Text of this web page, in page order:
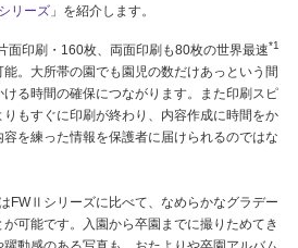
リーズ 」を紹介します。
面印刷・160枚、両面印刷も80枚の世界最速*1
。大所帯の園でも園児の数だけあっという間
る時間の確保につながります。また印刷スピ
もすぐに印刷が終わり、内容作成に時間をか
を練った情報を保護者に届けられるのではな
FWⅡシリーズに比べて、なめらかなグラデー
可能です。入園から卒園までに撮りためてき